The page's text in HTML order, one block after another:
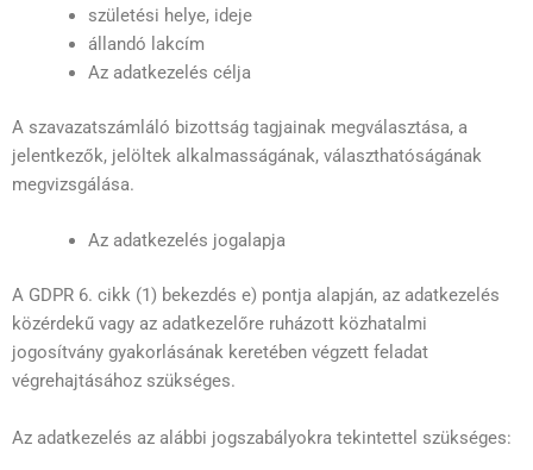
születési helye, ideje
állandó lakcím
Az adatkezelés célja
A szavazatszámláló bizottság tagjainak megválasztása, a
jelentkezők, jelöltek alkalmasságának, választhatóságának
megvizsgálása.
Az adatkezelés jogalapja
A GDPR 6. cikk (1) bekezdés e) pontja alapján, az adatkezelés
közérdekű vagy az adatkezelőre ruházott közhatalmi
jogosítvány gyakorlásának keretében végzett feladat
végrehajtásához szükséges.
Az adatkezelés az alábbi jogszabályokra tekintettel szükséges: